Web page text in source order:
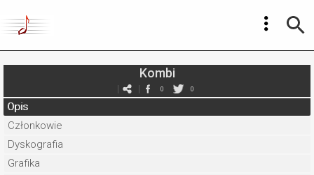
Kombi
0 0
Opis
Członkowie
Dyskografia
Grafika